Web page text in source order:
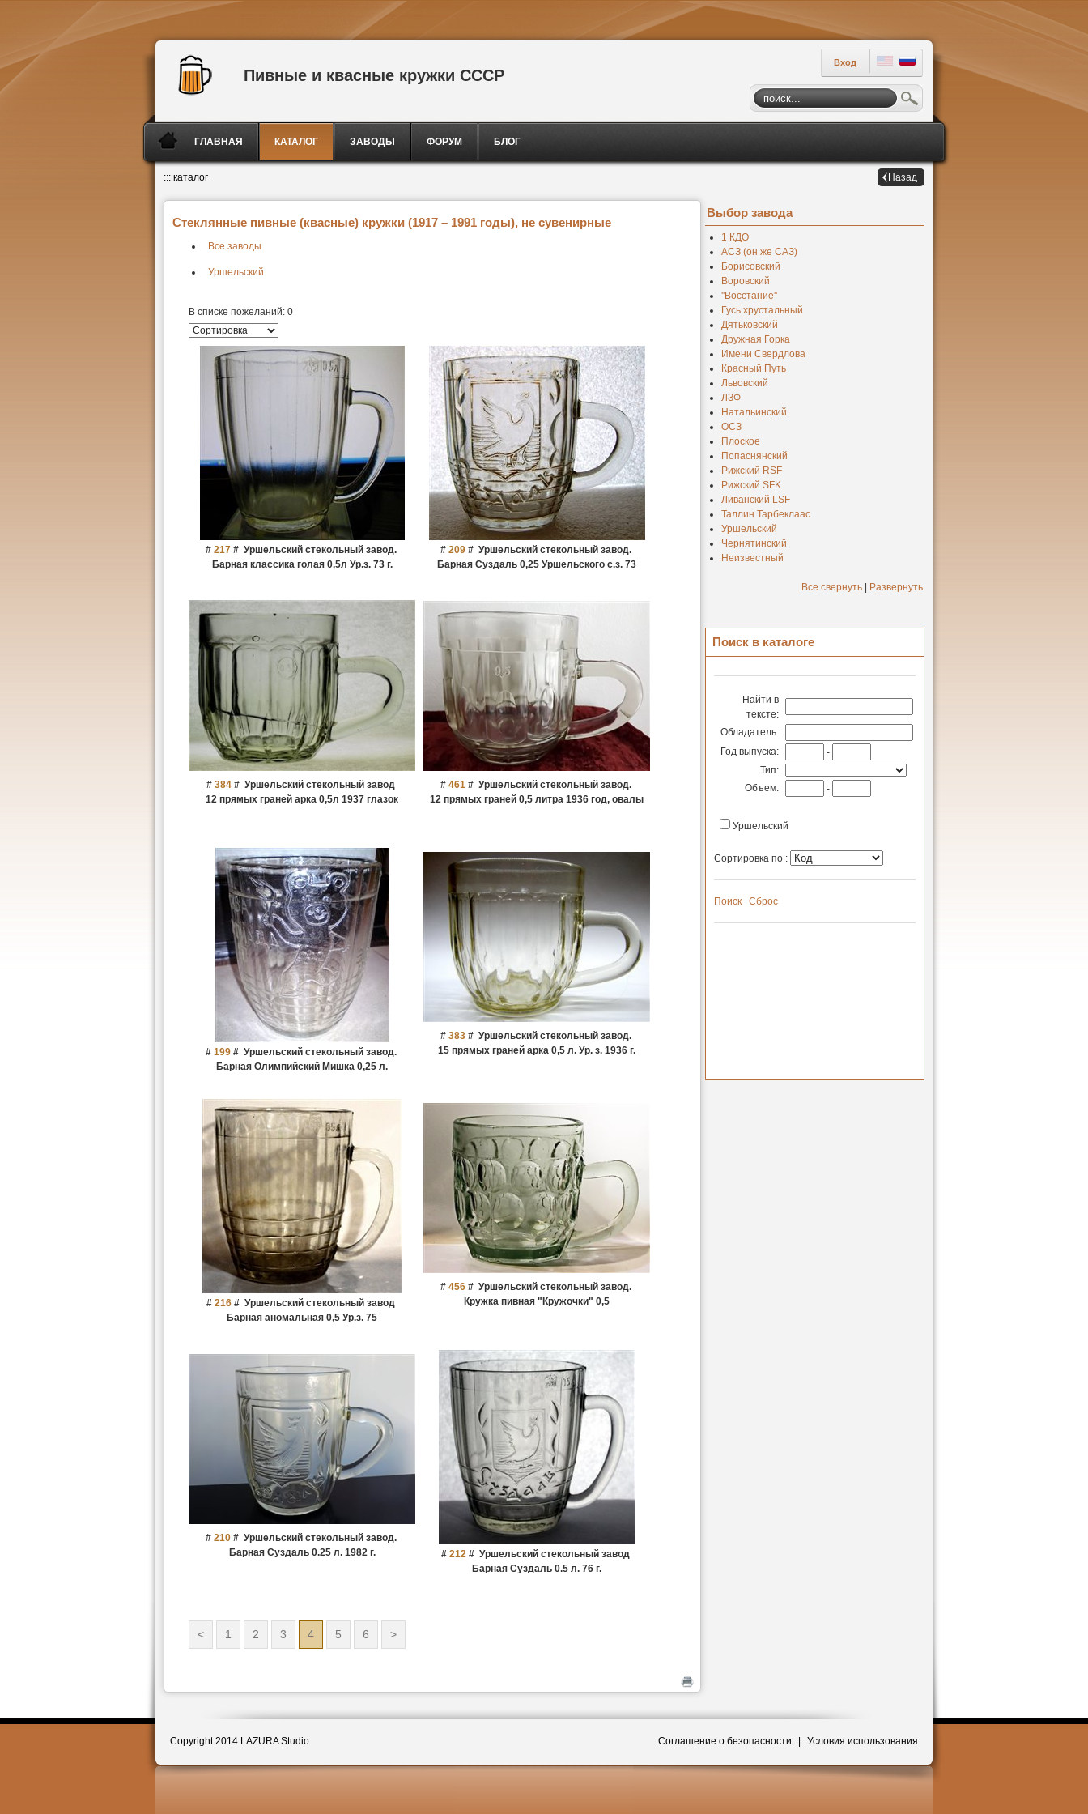
Пивные и квасные кружки СССР
Вход
ГЛАВНАЯ КАТАЛОГ ЗАВОДЫ ФОРУМ БЛОГ
::: каталог Назад
Стеклянные пивные (квасные) кружки (1917 – 1991 годы), не сувенирные
Все заводы
Уршельский
В списке пожеланий: 0
# 217# Уршельский стекольный завод.
Барная классика голая 0,5л Ур.з. 73 г.
# 209# Уршельский стекольный завод.
Барная Суздаль 0,25 Уршельского с.з. 73
# 384 # Уршельский стекольный завод
12 прямых граней арка 0,5л 1937 глазок
# 461# Уршельский стекольный завод.
12 прямых граней 0,5 литра 1936 год, овалы
# 199# Уршельский стекольный завод.
Барная Олимпийский Мишка 0,25 л.
# 383# Уршельский стекольный завод.
15 прямых граней арка 0,5 л. Ур. з. 1936 г.
# 216 # Уршельский стекольный завод
Барная аномальная 0,5 Ур.з. 75
# 456# Уршельский стекольный завод.
Кружка пивная "Кружочки" 0,5
# 210# Уршельский стекольный завод.
Барная Суздаль 0.25 л. 1982 г.
# 212 # Уршельский стекольный завод
Барная Суздаль 0.5 л. 76 г.
< 1 2 3 4 5 6 >
Выбор завода
1 КДО
АСЗ (он же САЗ)
Борисовский
Воровский
''Восстание''
Гусь хрустальный
Дятьковский
Дружная Горка
Имени Свердлова
Красный Путь
Львовский
ЛЗФ
Натальинский
ОСЗ
Плоское
Попаснянский
Рижский RSF
Рижский SFK
Ливанский LSF
Таллин Тарбеклаас
Уршельский
Чернятинский
Неизвестный
Все свернуть Развернуть
Поиск в каталоге
Найти в
тексте:
Обладатель:
Год выпуска:
-
Тип:
Объем:
-
Уршельский
Сортировка по :
Поиск Сброс
Copyright 2014 LAZURA Studio Соглашение о безопасности Условия использования